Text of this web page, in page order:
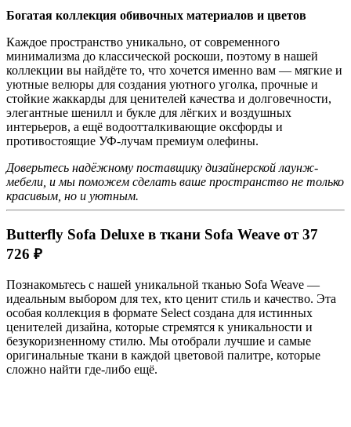
Богатая коллекция обивочных материалов и цветов
Каждое пространство уникально, от современного
минимализма до классической роскоши, поэтому в нашей
коллекции вы найдёте то, что хочется именно вам — мягкие и
уютные велюры для создания уютного уголка, прочные и
стойкие жаккарды для ценителей качества и долговечности,
элегантные шенилл и букле для лёгких и воздушных
интерьеров, а ещё водоотталкивающие оксфорды и
противостоящие УФ-лучам премиум олефины.
Доверьтесь надёжному поставщику дизайнерской лаунж-
мебели, и мы поможем сделать ваше пространство не только
красивым, но и уютным.
Butterfly Sofa Deluxe в ткани Sofa Weave от 37
726 ₽
Познакомьтесь с нашей уникальной тканью Sofa Weave —
идеальным выбором для тех, кто ценит стиль и качество. Эта
особая коллекция в формате Select создана для истинных
ценителей дизайна, которые стремятся к уникальности и
безукоризненному стилю. Мы отобрали лучшие и самые
оригинальные ткани в каждой цветовой палитре, которые
сложно найти где-либо ещё.